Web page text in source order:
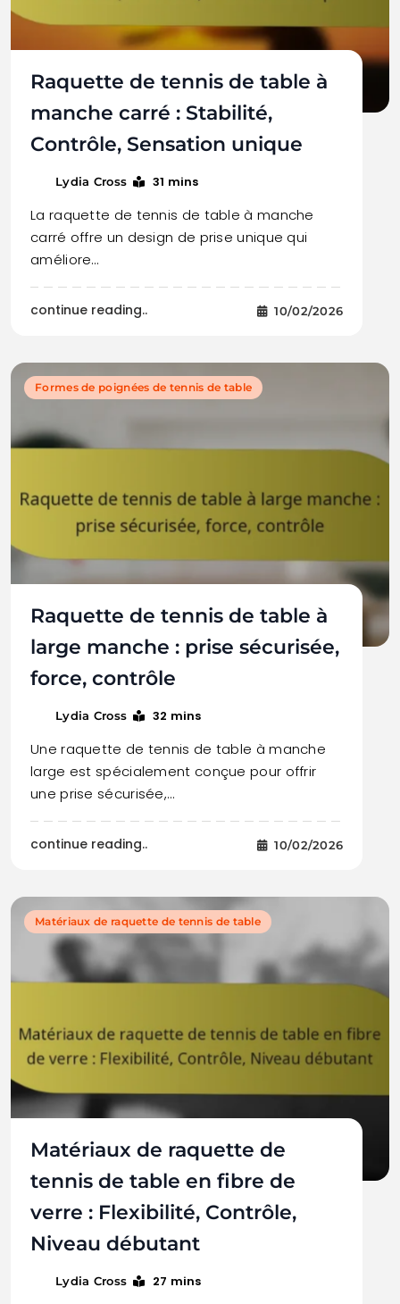
Raquette de tennis de table à
manche carré : Stabilité,
Contrôle, Sensation unique
Lydia Cross 31 mins
La raquette de tennis de table à manche
carré offre un design de prise unique qui
améliore…
continue reading.. 10/02/2026
Formes de poignées de tennis de table
Raquette de tennis de table à
large manche : prise sécurisée,
force, contrôle
Lydia Cross 32 mins
Une raquette de tennis de table à manche
large est spécialement conçue pour offrir
une prise sécurisée,…
continue reading.. 10/02/2026
Matériaux de raquette de tennis de table
Matériaux de raquette de
tennis de table en fibre de
verre : Flexibilité, Contrôle,
Niveau débutant
Lydia Cross 27 mins